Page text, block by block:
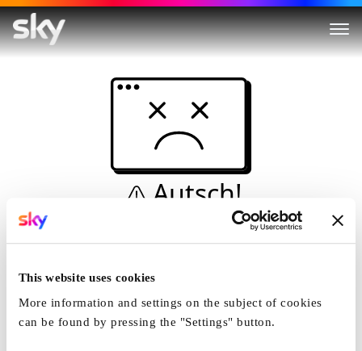
This website uses cookies
More information and settings on the subject of cookies
can be found by pressing the "Settings" button.
Autsch!
Diese Seite kann nicht